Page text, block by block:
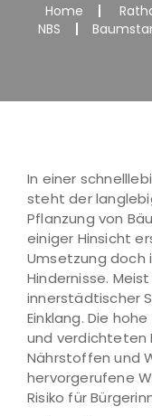
Home
NBS
In einer
steht der
Pflanzung von
einiger Hinsicht
Umsetzung doch
Hindernisse.
innerstädtischer
Einklang. Die
und verdichteten
Nährstoffen und
hervorgerufene
Risiko für